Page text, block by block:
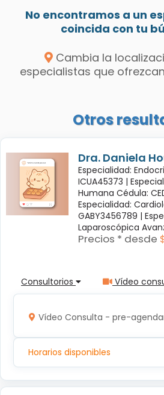
No encontramos a un
coincida con tu
Cambia la
especialistas que
Otros
Dra. Daniela
Especialidad:
ICUA45373 |
Humana Cédula:
Especialidad:
GABY3456789 |
Laparoscópica
Precios * desde
Consultorios Vídeo
Vídeo Consulta - pre-
Horarios disponibles